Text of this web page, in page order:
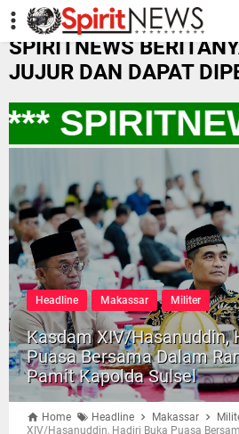
-->
SPIRITNEWS
JUJUR DAN DAPAT
Headline Makassar Militer
Kasdam XIV/Hasanuddin,
Puasa Bersama Dalam
Pamit Kapolda Sulsel
Home Headline Makassar
XIV/Hasanuddin, Hadiri Buka Puasa